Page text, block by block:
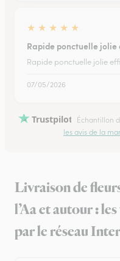
★ ★ ★ ★ ★
Rapide ponctuelle
Rapide ponctuelle jolie
07/05/2026
Trustpilot Échantillon
les avis de la
Livraison de
l’Aa et autour :
par le réseau